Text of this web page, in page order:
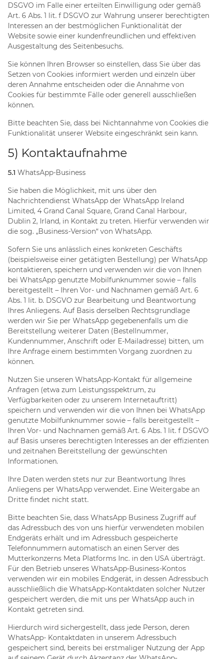
DSGVO im Falle einer erteilten Einwilligung oder gemäß
Art. 6 Abs. 1 lit. f DSGVO zur Wahrung unserer berechtigten
Interessen an der bestmöglichen Funktionalität der
Website sowie einer kundenfreundlichen und effektiven
Ausgestaltung des Seitenbesuchs.
Sie können Ihren Browser so einstellen, dass Sie über das
Setzen von Cookies informiert werden und einzeln über
deren Annahme entscheiden oder die Annahme von
Cookies für bestimmte Fälle oder generell ausschließen
können.
Bitte beachten Sie, dass bei Nichtannahme von Cookies die
Funktionalität unserer Website eingeschränkt sein kann.
5) Kontaktaufnahme
5.1 WhatsApp-Business
Sie haben die Möglichkeit, mit uns über den
Nachrichtendienst WhatsApp der WhatsApp Ireland
Limited, 4 Grand Canal Square, Grand Canal Harbour,
Dublin 2, Irland, in Kontakt zu treten. Hierfür verwenden wir
die sog. „Business-Version“ von WhatsApp.
Sofern Sie uns anlässlich eines konkreten Geschäfts
(beispielsweise einer getätigten Bestellung) per WhatsApp
kontaktieren, speichern und verwenden wir die von Ihnen
bei WhatsApp genutzte Mobilfunknummer sowie – falls
bereitgestellt – Ihren Vor- und Nachnamen gemäß Art. 6
Abs. 1 lit. b. DSGVO zur Bearbeitung und Beantwortung
Ihres Anliegens. Auf Basis derselben Rechtsgrundlage
werden wir Sie per WhatsApp gegebenenfalls um die
Bereitstellung weiterer Daten (Bestellnummer,
Kundennummer, Anschrift oder E-Mailadresse) bitten, um
Ihre Anfrage einem bestimmten Vorgang zuordnen zu
können.
Nutzen Sie unseren WhatsApp-Kontakt für allgemeine
Anfragen (etwa zum Leistungsspektrum, zu
Verfügbarkeiten oder zu unserem Internetauftritt)
speichern und verwenden wir die von Ihnen bei WhatsApp
genutzte Mobilfunknummer sowie – falls bereitgestellt –
Ihren Vor- und Nachnamen gemäß Art. 6 Abs. 1 lit. f DSGVO
auf Basis unseres berechtigten Interesses an der effizienten
und zeitnahen Bereitstellung der gewünschten
Informationen.
Ihre Daten werden stets nur zur Beantwortung Ihres
Anliegens per WhatsApp verwendet. Eine Weitergabe an
Dritte findet nicht statt.
Bitte beachten Sie, dass WhatsApp Business Zugriff auf
das Adressbuch des von uns hierfür verwendeten mobilen
Endgeräts erhält und im Adressbuch gespeicherte
Telefonnummern automatisch an einen Server des
Mutterkonzerns Meta Platforms Inc. in den USA überträgt.
Für den Betrieb unseres WhatsApp-Business-Kontos
verwenden wir ein mobiles Endgerät, in dessen Adressbuch
ausschließlich die WhatsApp-Kontaktdaten solcher Nutzer
gespeichert werden, die mit uns per WhatsApp auch in
Kontakt getreten sind.
Hierdurch wird sichergestellt, dass jede Person, deren
WhatsApp- Kontaktdaten in unserem Adressbuch
gespeichert sind, bereits bei erstmaliger Nutzung der App